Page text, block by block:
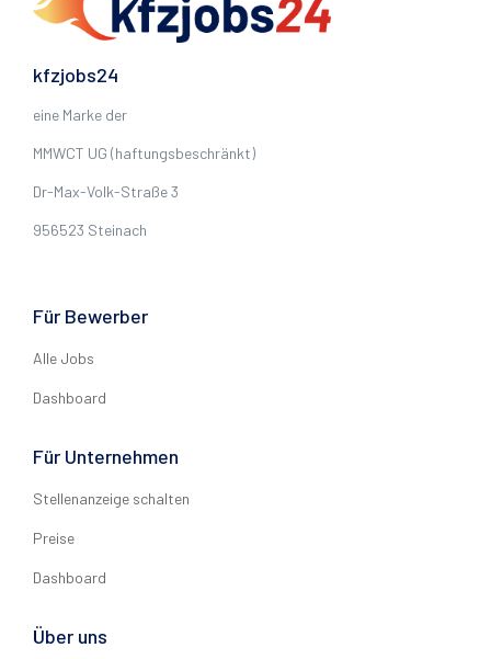
kfzjobs24
eine Marke der
MMWCT UG (haftungsbeschränkt)
Dr-Max-Volk-Straße 3
956523 Steinach
Für Bewerber
Alle Jobs
Dashboard
Für Unternehmen
Stellenanzeige schalten
Preise
Dashboard
Über uns